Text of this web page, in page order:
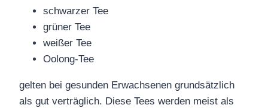
schwarzer Tee
grüner Tee
weißer Tee
Oolong-Tee
gelten bei gesunden Erwachsenen grundsätzlich
als gut verträglich. Diese Tees werden meist als